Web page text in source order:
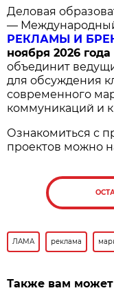
Деловая
—
РЕКЛАМЫ И
ноября 2026
объединит
для обсуждения
современного
коммуникаций и
Ознакомиться с
проектов можно
ЛАМА реклама
Также вам